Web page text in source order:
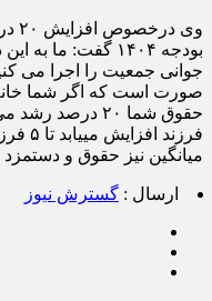
وی
بودجه ۱۴۰۴ گفت:
جوانی جمعیت را اجرا می
صورت است که اگر شما خانم
حقوق شما ۲۰
میانگین نیز حقوق و دستمزد ۲۸ درصد افزایش می یابد.
ارسال : گسترش نیوز